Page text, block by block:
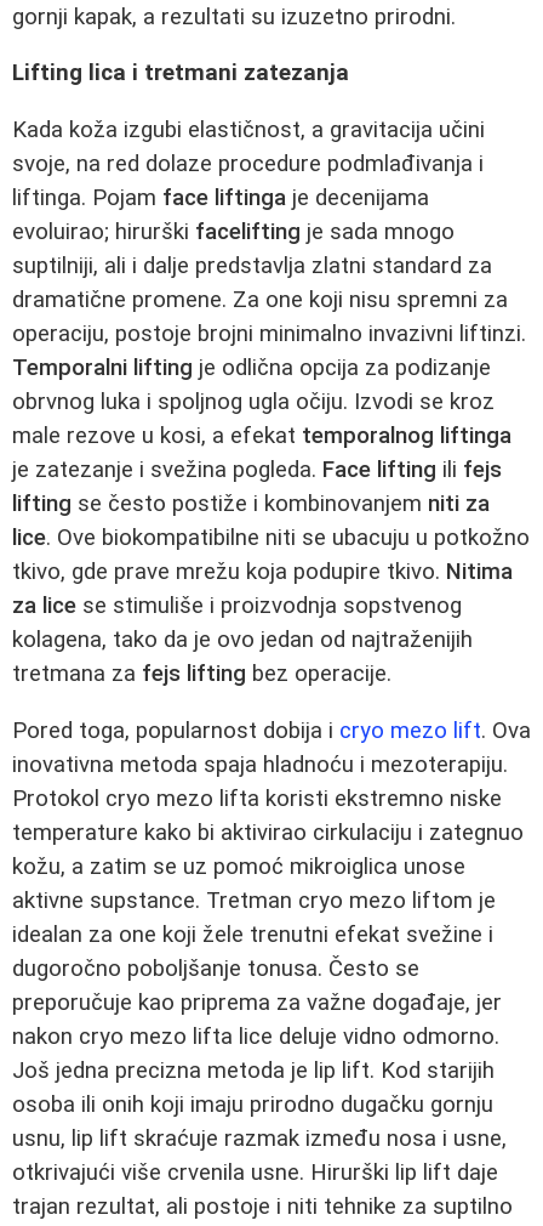
gornji kapak, a rezultati su izuzetno prirodni.
Lifting lica i tretmani zatezanja
Kada koža izgubi elastičnost, a gravitacija učini
svoje, na red dolaze procedure podmlađivanja i
liftinga. Pojam face liftinga je decenijama
evoluirao; hirurški facelifting je sada mnogo
suptilniji, ali i dalje predstavlja zlatni standard za
dramatične promene. Za one koji nisu spremni za
operaciju, postoje brojni minimalno invazivni liftinzi.
Temporalni lifting je odlična opcija za podizanje
obrvnog luka i spoljnog ugla očiju. Izvodi se kroz
male rezove u kosi, a efekat temporalnog liftinga
je zatezanje i svežina pogleda. Face lifting ili fejs
lifting se često postiže i kombinovanjem niti za
lice. Ove biokompatibilne niti se ubacuju u potkožno
tkivo, gde prave mrežu koja podupire tkivo. Nitima
za lice se stimuliše i proizvodnja sopstvenog
kolagena, tako da je ovo jedan od najtraženijih
tretmana za fejs lifting bez operacije.
Pored toga, popularnost dobija i cryo mezo lift. Ova
inovativna metoda spaja hladnoću i mezoterapiju.
Protokol cryo mezo lifta koristi ekstremno niske
temperature kako bi aktivirao cirkulaciju i zategnuo
kožu, a zatim se uz pomoć mikroiglica unose
aktivne supstance. Tretman cryo mezo liftom je
idealan za one koji žele trenutni efekat svežine i
dugoročno poboljšanje tonusa. Često se
preporučuje kao priprema za važne događaje, jer
nakon cryo mezo lifta lice deluje vidno odmorno.
Još jedna precizna metoda je lip lift. Kod starijih
osoba ili onih koji imaju prirodno dugačku gornju
usnu, lip lift skraćuje razmak između nosa i usne,
otkrivajući više crvenila usne. Hirurški lip lift daje
trajan rezultat, ali postoje i niti tehnike za suptilno